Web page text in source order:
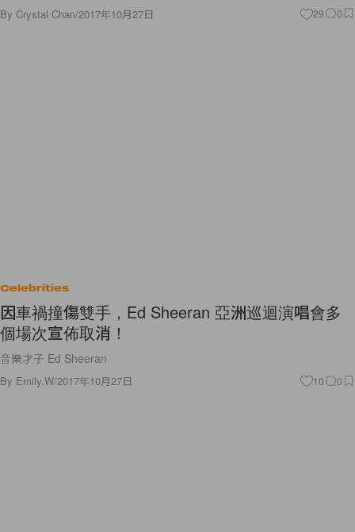
By Crystal Chan/2017年10月27日 29 0
Celebrities
因車禍撞傷雙手，Ed Sheeran 亞洲巡迴演唱會多
個場次宣佈取消！
音樂才子 Ed Sheeran
By Emily.W/2017年10月27日 10 0